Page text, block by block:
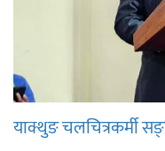
याक्थुङ चलचित्रकर्मी